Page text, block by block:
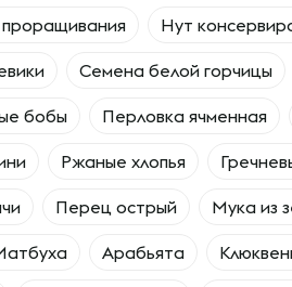
Нут
Семена белой горчицы
бобы Перловка ячменная
Ржаные хлопья
Перец острый Мука из
Арабьята